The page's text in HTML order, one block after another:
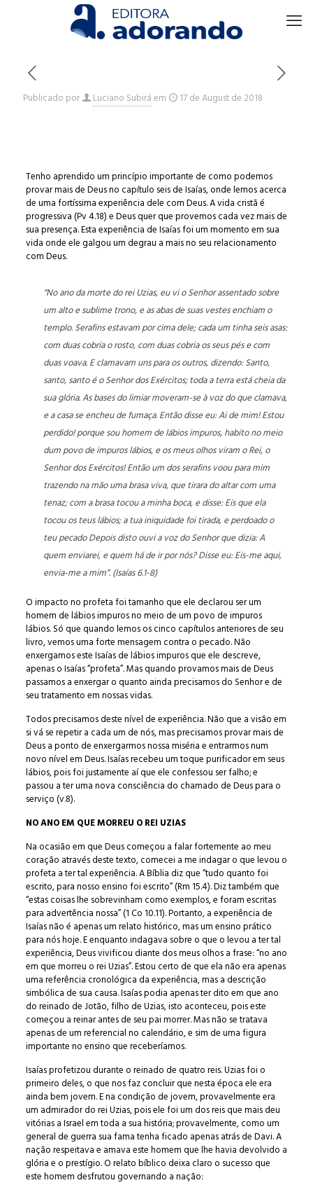
Publicado por Luciano Subiráem 17 de August de 2018
Tenho aprendido um princípio importante de como podemos
provar mais de Deus no capítulo seis de Isaías, onde lemos acerca
de uma fortíssima experiência dele com Deus. A vida cristã é
progressiva (Pv 4.18) e Deus quer que provemos cada vez mais de
sua presença. Esta experiência de Isaías foi um momento em sua
vida onde ele galgou um degrau a mais no seu relacionamento
com Deus.
“No ano da morte do rei Uzias, eu vi o Senhor assentado sobre
um alto e sublime trono, e as abas de suas vestes enchiam o
templo. Serafins estavam por cima dele; cada um tinha seis asas:
com duas cobria o rosto, com duas cobria os seus pés e com
duas voava. E clamavam uns para os outros, dizendo: Santo,
santo, santo é o Senhor dos Exércitos; toda a terra está cheia da
sua glória. As bases do limiar moveram-se à voz do que clamava,
e a casa se encheu de fumaça. Então disse eu: Ai de mim! Estou
perdido! porque sou homem de lábios impuros, habito no meio
dum povo de impuros lábios, e os meus olhos viram o Rei, o
Senhor dos Exércitos! Então um dos serafins voou para mim
trazendo na mão uma brasa viva, que tirara do altar com uma
tenaz; com a brasa tocou a minha boca, e disse: Eis que ela
tocou os teus lábios; a tua iniquidade foi tirada, e perdoado o
teu pecado Depois disto ouvi a voz do Senhor que dizia: A
quem enviarei, e quem há de ir por nós? Disse eu: Eis-me aqui,
envia-me a mim”. (Isaías 6.1-8)
O impacto no profeta foi tamanho que ele declarou ser um
homem de lábios impuros no meio de um povo de impuros
lábios. Só que quando lemos os cinco capítulos anteriores de seu
livro, vemos uma forte mensagem contra o pecado. Não
enxergamos este Isaías de lábios impuros que ele descreve,
apenas o Isaías “profeta”. Mas quando provamos mais de Deus
passamos a enxergar o quanto ainda precisamos do Senhor e de
seu tratamento em nossas vidas.
Todos precisamos deste nível de experiência. Não que a visão em
si vá se repetir a cada um de nós, mas precisamos provar mais de
Deus a ponto de enxergarmos nossa miséria e entrarmos num
novo nível em Deus. Isaías recebeu um toque purificador em seus
lábios, pois foi justamente aí que ele confessou ser falho; e
passou a ter uma nova consciência do chamado de Deus para o
serviço (v.8).
NO ANO EM QUE MORREU O REI UZIAS
Na ocasião em que Deus começou a falar fortemente ao meu
coração através deste texto, comecei a me indagar o que levou o
profeta a ter tal experiência. A Bíblia diz que “tudo quanto foi
escrito, para nosso ensino foi escrito” (Rm 15.4). Diz também que
“estas coisas lhe sobrevinham como exemplos, e foram escritas
para advertência nossa” (1 Co 10.11). Portanto, a experiência de
Isaías não é apenas um relato histórico, mas um ensino prático
para nós hoje. E enquanto indagava sobre o que o levou a ter tal
experiência, Deus vivificou diante dos meus olhos a frase: “no ano
em que morreu o rei Uzias”. Estou certo de que ela não era apenas
uma referência cronológica da experiência, mas a descrição
simbólica de sua causa. Isaías podia apenas ter dito em que ano
do reinado de Jotão, filho de Uzias, isto aconteceu, pois este
começou a reinar antes de seu pai morrer. Mas não se tratava
apenas de um referencial no calendário, e sim de uma figura
importante no ensino que receberíamos.
Isaías profetizou durante o reinado de quatro reis. Uzias foi o
primeiro deles, o que nos faz concluir que nesta época ele era
ainda bem jovem. E na condição de jovem, provavelmente era
um admirador do rei Uzias, pois ele foi um dos reis que mais deu
vitórias a Israel em toda a sua história; provavelmente, como um
general de guerra sua fama tenha ficado apenas atrás de Davi. A
nação respeitava e amava este homem que lhe havia devolvido a
glória e o prestígio. O relato bíblico deixa claro o sucesso que
este homem desfrutou governando a nação: